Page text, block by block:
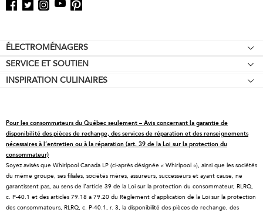
Footer
ÉLECTROMÉNAGERS
Tables de cuisson
Fours encastrés
Fours à micro-ondes
Lave-vaisselle
Broyeurs et compacteurs
Hottes et ventilation
Tiroirs-réchauds
SERVICE ET SOUTIEN
Garantie d'égalisation des prix
Pièces de rechange
Programmes d’entretien
Retours et échanges
Ressources
INSPIRATION CULINAIRES
Contactez-nous
À propos de KitchenAid
Carrières
International
Salle de presse
Pour les consommateurs du Québec seulement – Avis concernant la garantie de
disponibilité des pièces de rechange, des services de réparation et des renseignements
nécessaires à l’entretien ou à la réparation (art. 39 de la Loi sur la protection du
consommateur)
Soyez avisés que Whirlpool Canada LP (ci-après désignée « Whirlpool »), ainsi que les sociétés
du même groupe, ses filiales, sociétés mères, assureurs, successeurs et ayant cause, ne
garantissent pas, au sens de l’article 39 de la Loi sur la protection du consommateur, RLRQ,
c. P-40.1 et des articles 79.18 à 79.20 du Règlement d’application de la Loi sur la protection
des consommateurs, RLRQ, c. P-40.1, r. 3, la disponibilité des pièces de rechange, des